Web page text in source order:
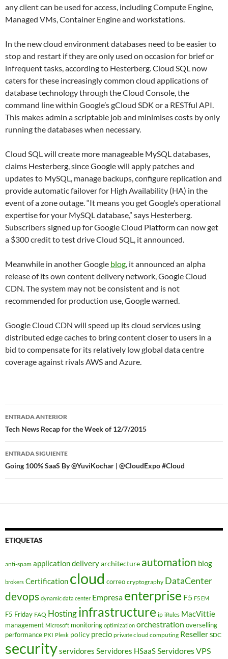
any client can be used for access, including Compute Engine,
Managed VMs, Container Engine and workstations.
In the new cloud environment databases need to be easier to
stop and restart if they are only used on occasion for brief or
infrequent tasks, according to Hesterberg. Cloud SQL now
caters for these increasingly common cloud applications of
database technology through the Cloud Console, the
command line within Google’s gCloud SDK or a RESTful API.
This makes admin a scriptable job and minimises costs by only
running the databases when necessary.
Cloud SQL will create more manageable MySQL databases,
claims Hesterberg, since Google will apply patches and
updates to MySQL, manage backups, configure replication and
provide automatic failover for High Availability (HA) in the
event of a zone outage. “It means you get Google’s operational
expertise for your MySQL database,” says Hesterberg.
Subscribers signed up for Google Cloud Platform can now get
a $300 credit to test drive Cloud SQL, it announced.
Meanwhile in another Google blog, it announced an alpha
release of its own content delivery network, Google Cloud
CDN. The system may not be consistent and is not
recommended for production use, Google warned.
Google Cloud CDN will speed up its cloud services using
distributed edge caches to bring content closer to users in a
bid to compensate for its relatively low global data centre
coverage against rivals AWS and Azure.
Navegador
de
entradas
ENTRADA ANTERIOR
Tech News Recap for the Week of 12/7/2015
ENTRADA SIGUIENTE
Going 100% SaaS By @YuviKochar | @CloudExpo #Cloud
ETIQUETAS
anti-spam application deliveryarchitecture automation blog
brokers Certification cloud correo cryptography DataCenter
devops dynamic data center Empresa enterprise F5 F5 EM
F5 Friday FAQ Hostinginfrastructure ip iRules MacVittie
management Microsoft monitoring optimization orchestration overselling
performance PKI Plesk policy precio private cloud computing Reseller SDC
securityservidores Servidores HSaaSServidores VPS